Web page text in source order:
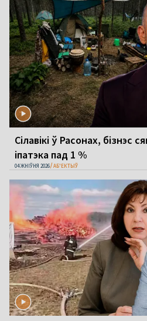
Сілавікі ў Расонах, бізнэс
іпатэка пад 1 %
04 ЖНІЎНЯ 2026 АБ'ЕКТЫЎ